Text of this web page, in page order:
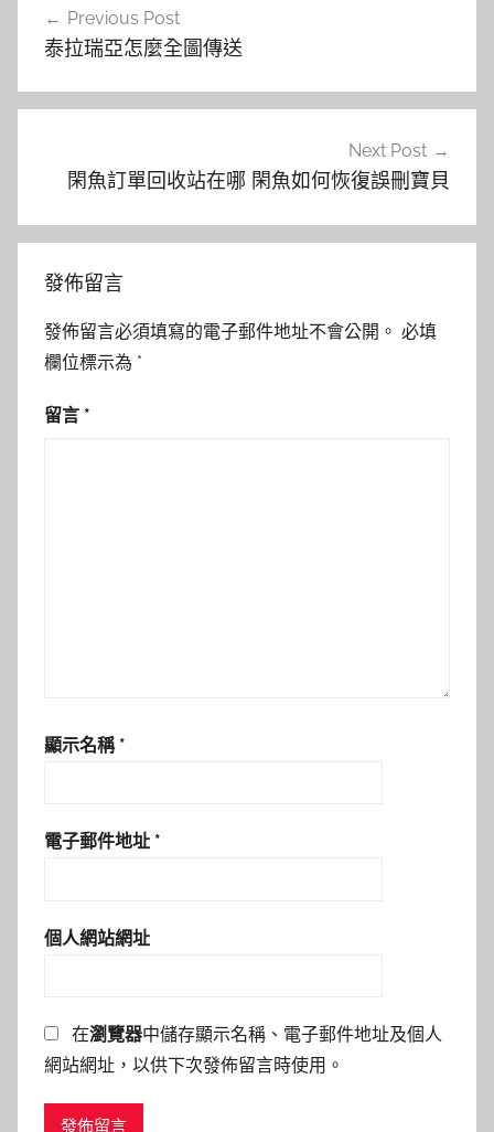
覽
Previous Post
泰拉瑞亞怎麼全圖傳送
Next Post
閑魚訂單回收站在哪 閑魚如何恢復誤刪寶貝
發佈留言
發佈留言必須填寫的電子郵件地址不會公開。 必填
欄位標示為 *
留言 *
顯示名稱 *
電子郵件地址 *
個人網站網址
在瀏覽器中儲存顯示名稱、電子郵件地址及個人
網站網址，以供下次發佈留言時使用。